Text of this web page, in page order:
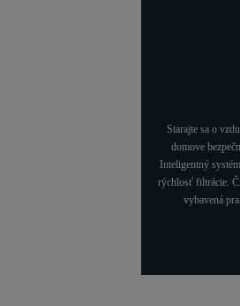
Starajte sa o
domove
Inteligentný
rýchlosť filtrácie.
vybavená